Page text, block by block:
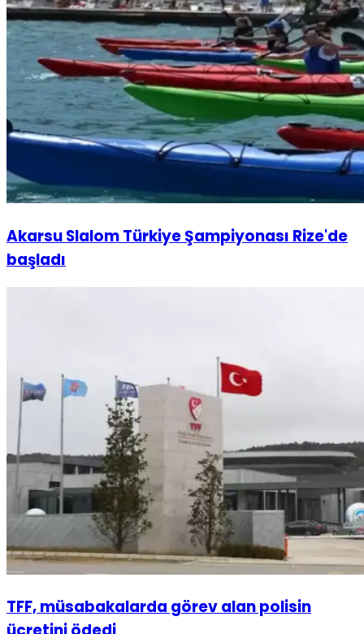
Akarsu Slalom Türkiye Şampiyonası Rize'de
başladı
TFF, müsabakalarda görev alan polisin